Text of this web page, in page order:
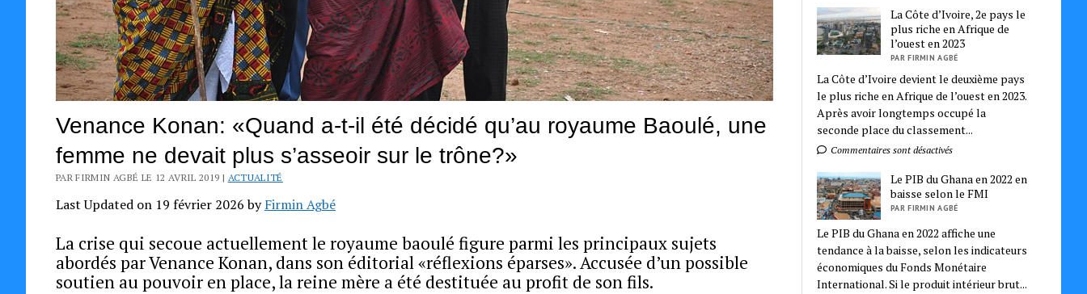
Venance Konan: «Quand a-t-il été décidé qu’au royaume Baoulé, une
femme ne devait plus s’asseoir sur le trône?»
PAR FIRMIN AGBÉ LE 12 AVRIL 2019 | ACTUALITÉ
Last Updated on 19 février 2026 byFirmin Agbé
La crise qui secoue actuellement le royaume baoulé figure parmi les principaux sujets
abordés par Venance Konan, dans son éditorial «réflexions éparses». Accusée d’un possible
soutien au pouvoir en place, la reine mère a été destituée au profit de son fils.
La Côte d’Ivoire, 2e pays le
plus riche en Afrique de
l’ouest en 2023
PAR FIRMIN AGBÉ
La Côte d’Ivoire devient le deuxième pays
le plus riche en Afrique de l’ouest en 2023.
Après avoir longtemps occupé la
seconde place du classement...
Commentaires sont désactivés
Le PIB du Ghana en 2022 en
baisse selon le FMI
PAR FIRMIN AGBÉ
Le PIB du Ghana en 2022 affiche une
tendance à la baisse, selon les indicateurs
économiques du Fonds Monétaire
International. Si le produit intérieur brut...